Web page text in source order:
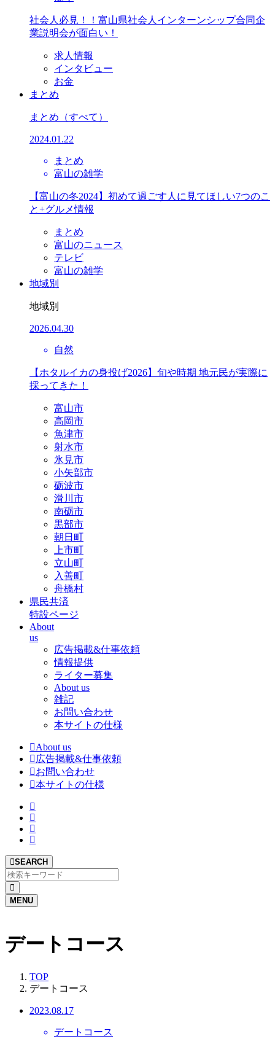
社会人必見！！富山県社会人インターンシップ合同企
業説明会が面白い！
求人情報
インタビュー
お金
まとめ
まとめ （すべて）
2024.01.22
まとめ
富山の雑学
【富山の冬2024】初めて過ごす人に見てほしい7つのこ
と+グルメ情報
まとめ
富山のニュース
テレビ
富山の雑学
地域別
地域別
2026.04.30
自然
【ホタルイカの身投げ2026】旬や時期 地元民が実際に
採ってきた！
富山市
高岡市
魚津市
射水市
氷見市
小矢部市
砺波市
滑川市
南砺市
黒部市
朝日町
上市町
立山町
入善町
舟橋村
県民共済
特設ページ
About
us
広告掲載&仕事依頼
情報提供
ライター募集
About us
雑記
お問い合わせ
本サイトの仕様
About us
広告掲載&仕事依頼
お問い合わせ
本サイトの仕様
SEARCH
MENU
デートコース
TOP
デートコース
2023.08.17
デートコース